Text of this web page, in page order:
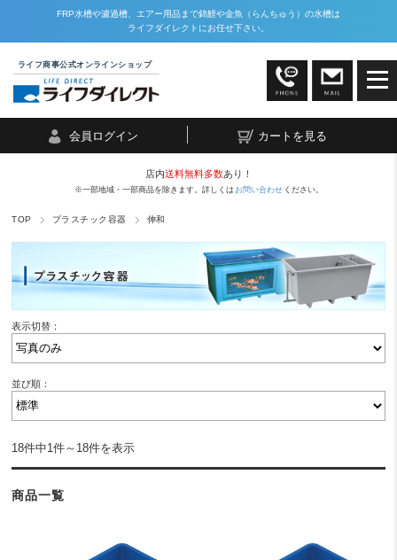
FRP水槽や濾過槽、エアー用品まで錦鯉や金魚（らんちゅう）の水槽は
ライフダイレクトにお任せ下さい。
ライフ商事公式オンラインショップ
会員ログイン カートを見る
店内送料無料多数あり！
※一部地域・一部商品を除きます。詳しくは お問い合わせ ください。
TOP プラスチック容器 伸和
表示切替：
並び順：
18件中1件～18件を表示
商品一覧